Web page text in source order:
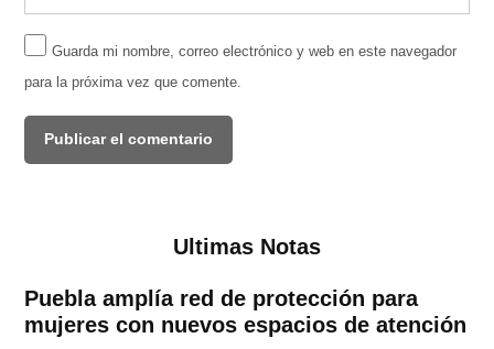
Guarda mi nombre, correo electrónico y web en este navegador
para la próxima vez que comente.
Ultimas Notas
Puebla amplía red de protección para
mujeres con nuevos espacios de atención